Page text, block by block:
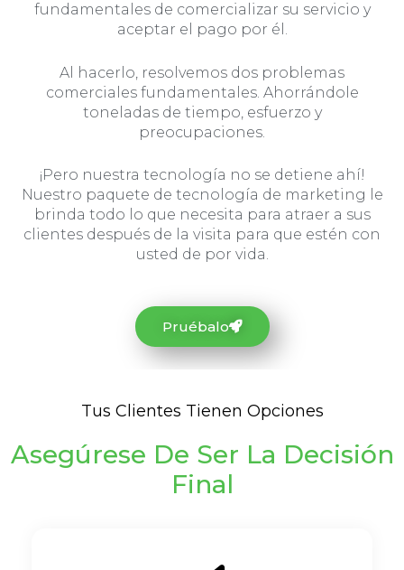
fundamentales de comercializar su servicio y
aceptar el pago por él.
Al hacerlo, resolvemos dos problemas
comerciales fundamentales. Ahorrándole
toneladas de tiempo, esfuerzo y
preocupaciones.
¡Pero nuestra tecnología no se detiene ahí!
Nuestro paquete de tecnología de marketing le
brinda todo lo que necesita para atraer a sus
clientes después de la visita para que estén con
usted de por vida.
Pruébalo
Tus Clientes Tienen Opciones
Asegúrese De Ser La Decisión
Final